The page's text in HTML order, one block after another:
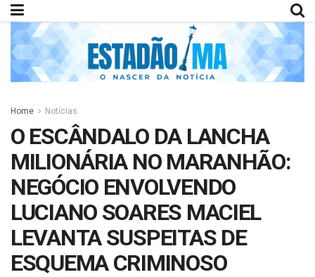
Home Notícias
O ESCÂNDALO DA LANCHA
MILIONÁRIA NO MARANHÃO:
NEGÓCIO ENVOLVENDO
LUCIANO SOARES MACIEL
LEVANTA SUSPEITAS DE
ESQUEMA CRIMINOSO